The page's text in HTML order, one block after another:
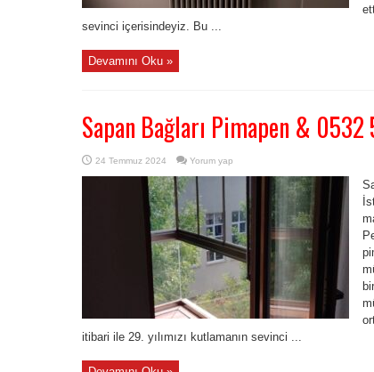
sevinci içerisindeyiz. Bu ...
Devamını Oku »
Sapan Bağları Pimapen &
24 Temmuz 2024 Yorum yap
itibari ile 29. yılımızı kutlamanın sevinci ...